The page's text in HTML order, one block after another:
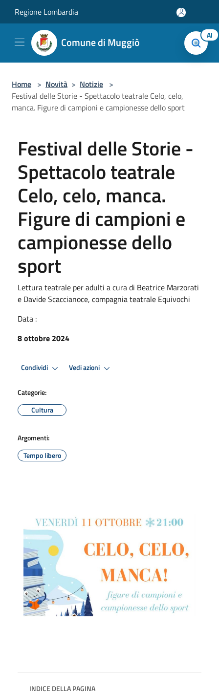
Regione Lombardia
Comune di Muggiò AI
Home > Novità > Notizie >
Festival delle Storie - Spettacolo teatrale Celo, celo,
manca. Figure di campioni e campionesse dello sport
Festival delle Storie -
Spettacolo teatrale
Celo, celo, manca.
Figure di campioni e
campionesse dello
sport
Lettura teatrale per adulti a cura di Beatrice Marzorati
e Davide Scaccianoce, compagnia teatrale Equivochi
Data :
8 ottobre 2024
Condividi Vedi azioni
Categorie:
Cultura
Argomenti:
Tempo libero
INDICE DELLA PAGINA